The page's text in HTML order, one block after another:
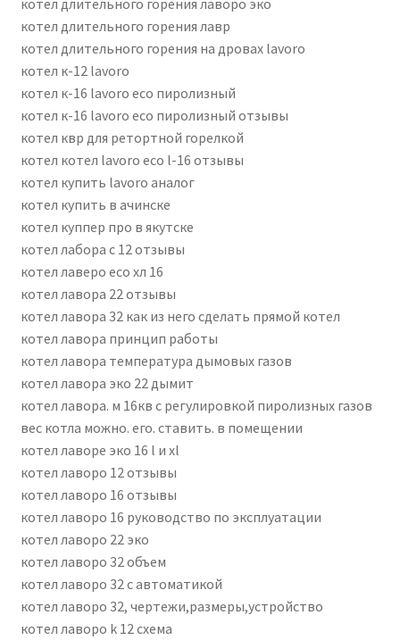
котел длительного горения лавр
котел длительного горения на дровах lavoro
котел к-12 lavoro
котел к-16 lavoro eco пиролизный
котел к-16 lavoro eco пиролизный отзывы
котел квр для ретортной горелкой
котел котел lavoro eco l-16 отзывы
котел купить lavoro аналог
котел купить в ачинске
котел куппер про в якутске
котел лабора с 12 отзывы
котел лаверо есо хл 16
котел лавора 22 отзывы
котел лавора 32 как из него сделать прямой котел
котел лавора принцип работы
котел лавора температура дымовых газов
котел лавора эко 22 дымит
котел лавора. м 16кв с регулировкой пиролизных газов
вес котла можно. его. ставить. в помещении
котел лаворе эко 16 l и xl
котел лаворо 12 отзывы
котел лаворо 16 отзывы
котел лаворо 16 руководство по эксплуатации
котел лаворо 22 эко
котел лаворо 32 объем
котел лаворо 32 с автоматикой
котел лаворо 32, чертежи,размеры,устройство
котел лаворо k 12 схема